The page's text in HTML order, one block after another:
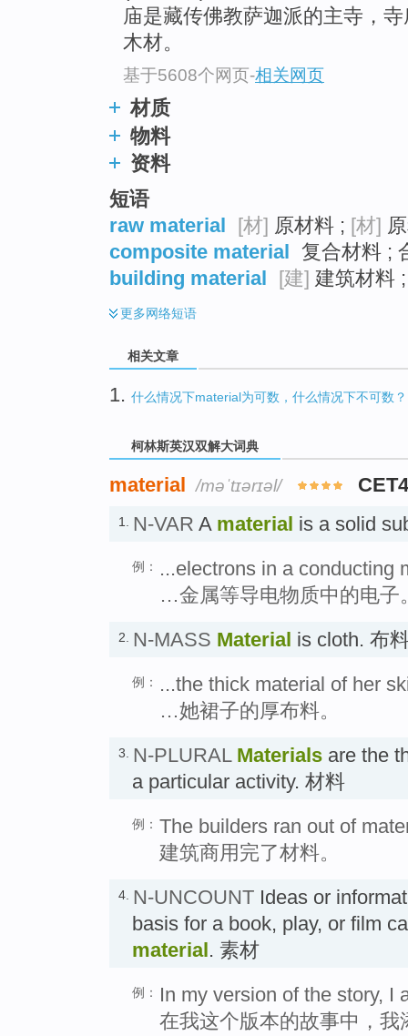
庙是藏传佛教萨迦派的主寺，
木材。
基于5608个网页-相关网页
材质
物料
资料
短语
raw material [材] 原材料 ; [材]
composite material 复合材料 ;
building material [建] 建筑材料
更多网络短语
相关文章
1. 什么情况下material为可数，什么情况下不可数？
柯林斯英汉双解大词典
material /məˈtɪərɪəl/
1. N-VAR A material is a solid
例：
...electrons in a conducting
…金属等导电物质中的电子
2. N-MASS Material is cloth. 布
例：
...the thick material of her
…她裙子的厚布料。
3. N-PLURAL Materials are the
a particular activity. 材料
例： The builders ran out of
建筑商用完了材料。
4. N-UNCOUNT Ideas or
basis for a book, play, or film
material. 素材
例：
In my version of the story, I
在我这个版本的故事中，我